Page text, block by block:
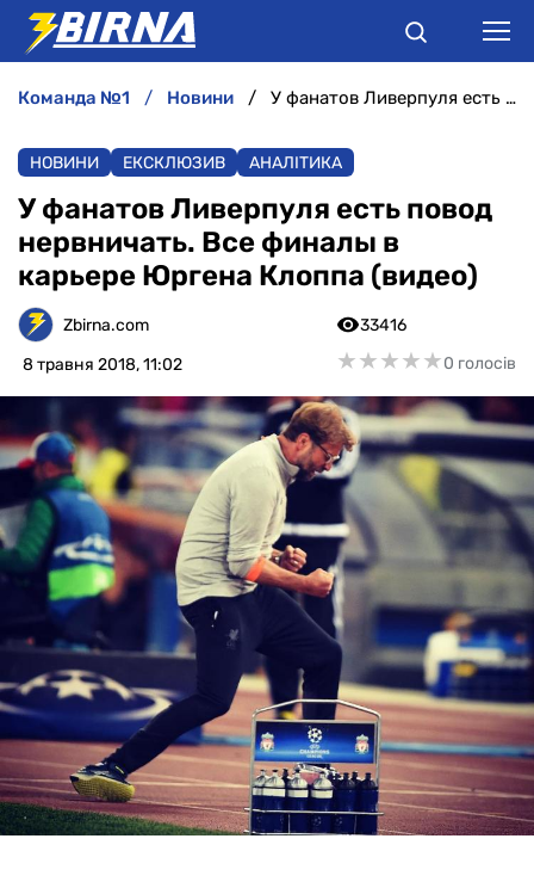
АНАЛІТИКА
ІНТЕРВ'Ю
РІЗНЕ
БУКМЕКЕРИ
команда №1 новини У фанатов Ливерпуля есть повод нервничать. Все финалы в карьере Юргена Клоппа (видео)
НОВИНИ ЕКСКЛЮЗИВ АНАЛІТИКА
У фанатов Ливерпуля есть повод
нервничать. Все финалы в
карьере Юргена Клоппа (видео)
Zbirna.com
8 травня 2018, 11:02
33416
★★★★★
★★★★★0 голосів